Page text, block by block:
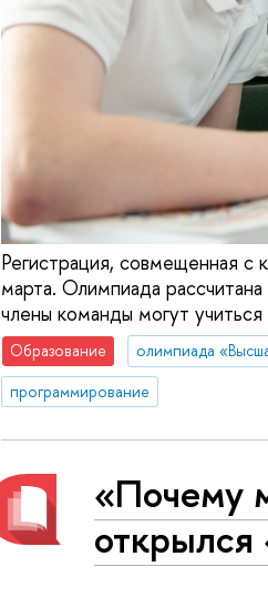
Регистрация, совмещенная с
марта. Олимпиада
члены команды могут учиться
Образование олимпиада
программирование
«Почему
открылся